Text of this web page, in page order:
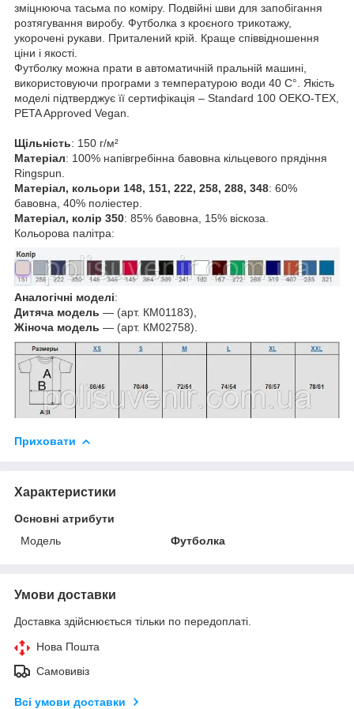
зміцнююча тасьма по коміру. Подвійні шви для запобігання
розтягування виробу. Футболка з кроєного трикотажу,
укорочені рукави. Приталений крій. Краще співвідношення
ціни і якості.
Футболку можна прати в автоматичній пральній машині,
використовуючи програми з температурою води 40 С°. Якість
моделі підтверджує її сертифікація – Standard 100 ОEKO-TEX,
PETA Approved Vegan.
Щільність: 150 г/м²
Матеріал: 100% напівгребінна бавовна кільцевого прядіння
Ringspun.
Матеріал, кольори 148, 151, 222, 258, 288, 348: 60%
бавовна, 40% поліестер.
Матеріал, колір 350: 85% бавовна, 15% віскоза.
Кольорова палітра:
Аналогічні моделі:
Дитяча модель — (арт. КМ01183),
Жіноча модель — (арт. КМ02758).
Приховати
Характеристики
Основні атрибути
Модель
Футболка
Умови доставки
Доставка здійснюється тільки по передоплаті.
Нова Пошта
Самовивіз
Всі умови доставки